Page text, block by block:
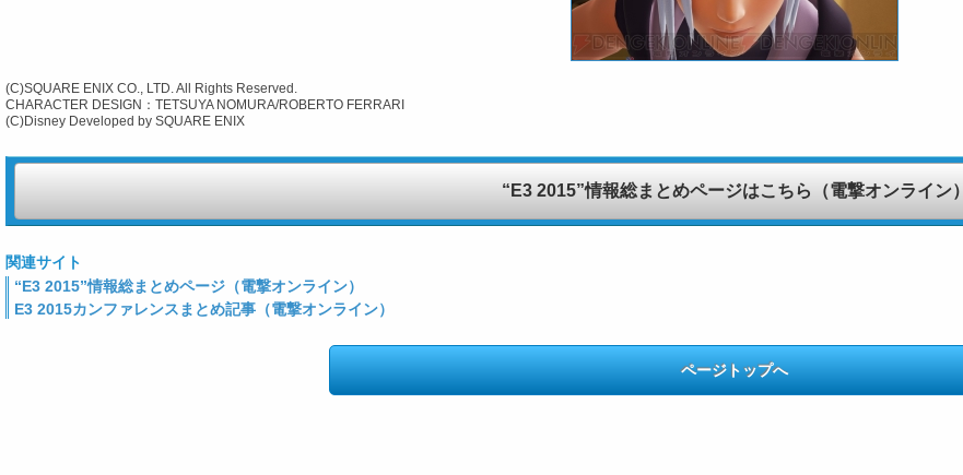
(C)SQUARE ENIX CO., LTD. All Rights Reserved.
CHARACTER DESIGN：TETSUYA NOMURA/ROBERTO FERRARI
(C)Disney Developed by SQUARE ENIX
“E3 2015”情報総まとめページはこちら（電撃オンライン）
関連サイト
“E3 2015”情報総まとめページ（電撃オンライン）
E3 2015カンファレンスまとめ記事（電撃オンライン）
ページトップへ